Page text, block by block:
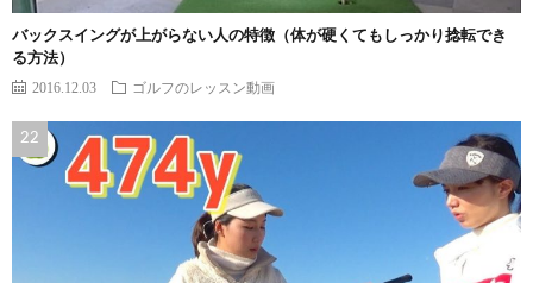
バックスイングが上がらない人の特徴（体が硬くてもしっかり捻転でき
る方法）
2016.12.03 ゴルフのレッスン動画